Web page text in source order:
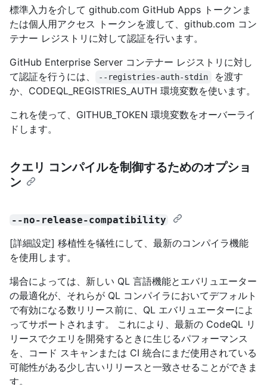
標準入力を介して github.com GitHub Apps トークンま
たは個人用アクセス トークンを渡して、github.com コン
テナー レジストリに対して認証を行います。
GitHub Enterprise Server コンテナー レジストリに対し
て認証を行うには、
--registries-auth-stdin
を渡す
か、CODEQL_REGISTRIES_AUTH 環境変数を使います。
これを使って、GITHUB_TOKEN 環境変数をオーバーライ
ドします。
クエリ コンパイルを制御するためのオプショ
ン
--no-release-compatibility
[詳細設定] 移植性を犠牲にして、最新のコンパイラ機能
を使用します。
場合によっては、新しい QL 言語機能とエバリュエーター
の最適化が、それらが QL コンパイラにおいてデフォルト
で有効になる数リリース前に、QL エバリュエーターによ
ってサポートされます。 これにより、最新の CodeQL リ
リースでクエリを開発するときに生じるパフォーマンス
を、コード スキャンまたは CI 統合にまだ使用されている
可能性がある少し古いリリースと一致させることができま
す。